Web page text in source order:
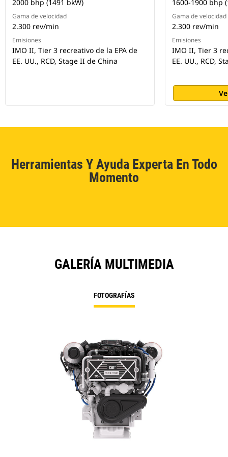
2000 bhp (1491 bkW)
Gama de velocidad
2.300 rev/min
Emisiones
IMO II, Tier 3 recreativo de la EPA de
EE. UU., RCD, Stage II de China
1600-1900 bhp
Gama de velocidad
2.300 rev/min
Emisiones
IMO II, Tier 3
EE. UU., RCD,
Herramientas Y Ayuda Experta En Todo
Momento
GALERÍA MULTIMEDIA
FOTOGRAFÍAS